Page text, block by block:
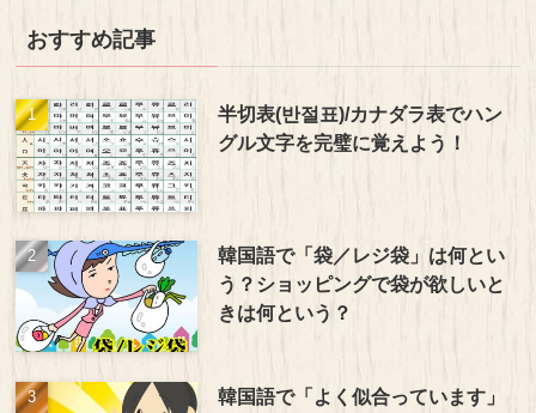
おすすめ記事
半切表(반절표)/カナダラ表でハン
グル文字を完璧に覚えよう！
韓国語で「袋／レジ袋」は何とい
う？ショッピングで袋が欲しいと
きは何という？
韓国語で「よく似合っています」